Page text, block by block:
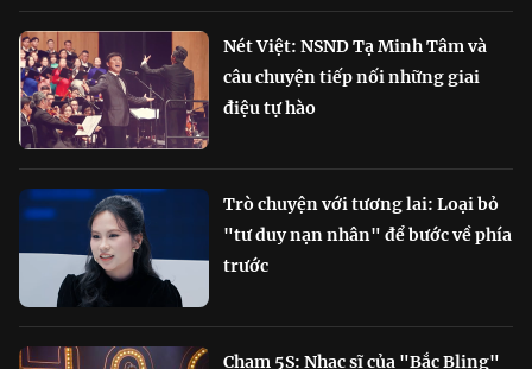
Nét Việt: NSND Tạ Minh Tâm và
câu chuyện tiếp nối những giai
điệu tự hào
Trò chuyện với tương lai: Loại bỏ
"tư duy nạn nhân" để bước về phía
trước
Chạm 5S: Nhạc sĩ của "Bắc Bling"